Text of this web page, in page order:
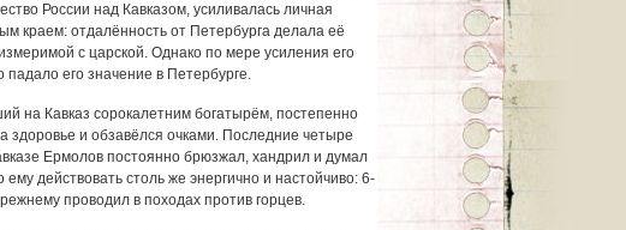
России над Кавказом, усиливалась личная
краем: отдалённость от Петербурга делала её
с царской. Однако по мере усиления его
падало его значение в Петербурге.
на Кавказ сорокалетним богатырём, постепенно
здоровье и обзавёлся очками. Последние четыре
Ермолов постоянно брюзжал, хандрил и думал
действовать столь же энергично и настойчиво: 6-
проводил в походах против горцев.